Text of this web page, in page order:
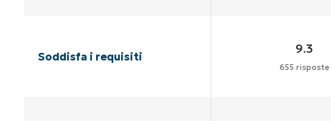
Soddisfa i requisiti
9.3
655 risposte